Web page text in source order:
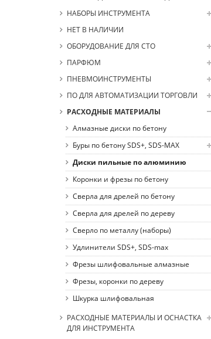
НАБОРЫ ИНСТРУМЕНТА
НЕТ В НАЛИЧИИ
ОБОРУДОВАНИЕ ДЛЯ СТО
ПАРФЮМ
ПНЕВМОИНСТРУМЕНТЫ
ПО ДЛЯ АВТОМАТИЗАЦИИ ТОРГОВЛИ
РАСХОДНЫЕ МАТЕРИАЛЫ
Алмазные диски по бетону
Буры по бетону SDS+, SDS-MAX
Диски пильные по алюминию
Коронки и фрезы по бетону
Сверла для дрелей по бетону
Сверла для дрелей по дереву
Сверло по металлу (наборы)
Удлинители SDS+, SDS-max
Фрезы шлифовальные алмазные
Фрезы, коронки по дереву
Шкурка шлифовальная
РАСХОДНЫЕ МАТЕРИАЛЫ И ОСНАСТКА
ДЛЯ ИНСТРУМЕНТА